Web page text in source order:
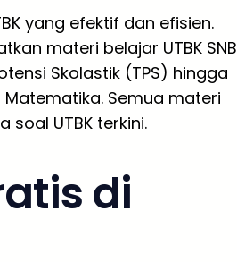
yang efektif dan efisien.
materi belajar UTBK
Skolastik (TPS) hingga
Matematika. Semua materi
UTBK terkini.
di